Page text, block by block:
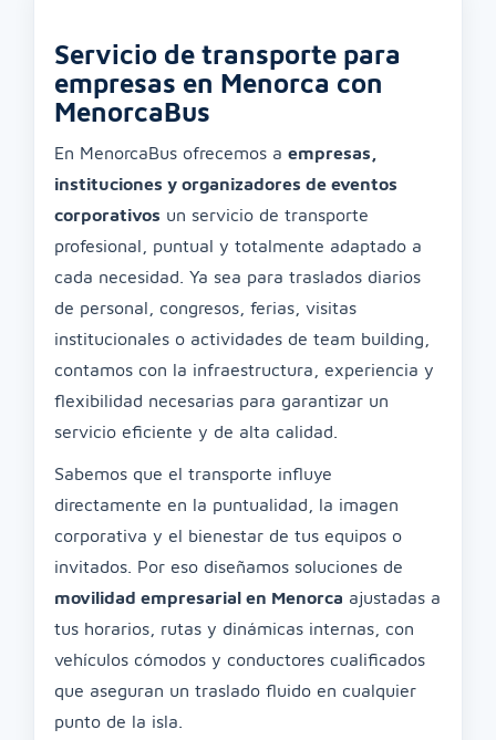
Servicio de transporte para
empresas en Menorca con
MenorcaBus
En MenorcaBus ofrecemos a empresas,
instituciones y organizadores de eventos
corporativos un servicio de transporte
profesional, puntual y totalmente adaptado a
cada necesidad. Ya sea para traslados diarios
de personal, congresos, ferias, visitas
institucionales o actividades de team building,
contamos con la infraestructura, experiencia y
flexibilidad necesarias para garantizar un
servicio eficiente y de alta calidad.
Sabemos que el transporte influye
directamente en la puntualidad, la imagen
corporativa y el bienestar de tus equipos o
invitados. Por eso diseñamos soluciones de
movilidad empresarial en Menorca ajustadas a
tus horarios, rutas y dinámicas internas, con
vehículos cómodos y conductores cualificados
que aseguran un traslado fluido en cualquier
punto de la isla.